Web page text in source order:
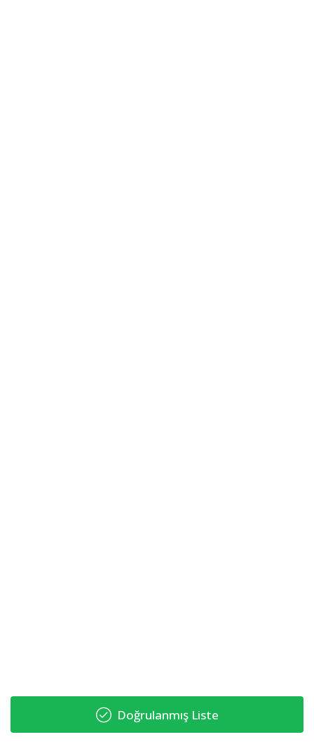
Doğrulanmış Liste